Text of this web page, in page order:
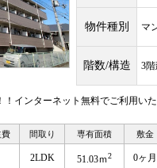
物件種別 マ
階数/構造 3
インターネット無料でご利用い
間取り 専有面積 敷金
2LDK 51.03ｍ2 0ヶ月